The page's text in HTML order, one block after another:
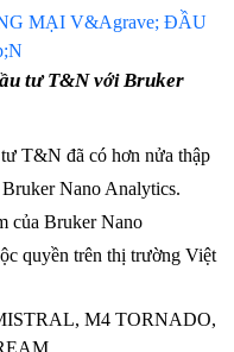
tư T&N với Bruker
T&N đã có hơn nửa thập
Nano Analytics.
của Bruker Nano
quyền trên thị trường Việt
M4 TORNADO,